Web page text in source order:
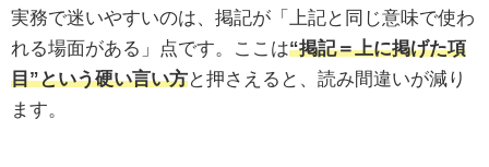
実務で迷いやすいのは、掲記が「上記と同じ意味で使わ
れる場面がある」点です。ここは“掲記＝上に掲げた項
目”という硬い言い方と押さえると、読み間違いが減り
ます。